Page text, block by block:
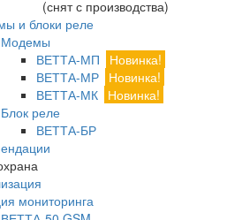
(снят с производства)
и блоки реле
Модемы
ВЕТТА-МП
Новинка!
ВЕТТА-МР Новинка!
ВЕТТА-МК Новинка!
Блок реле
ВЕТТА-БР
мониторинга